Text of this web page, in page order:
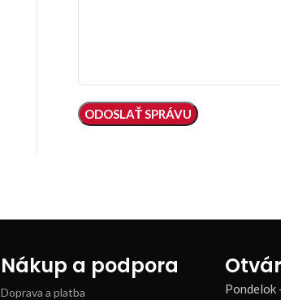
Nákup a podpora
Doprava a platba Pondelok